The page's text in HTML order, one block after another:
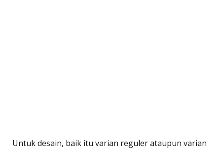
Untuk desain, baik itu varian reguler ataupun varian